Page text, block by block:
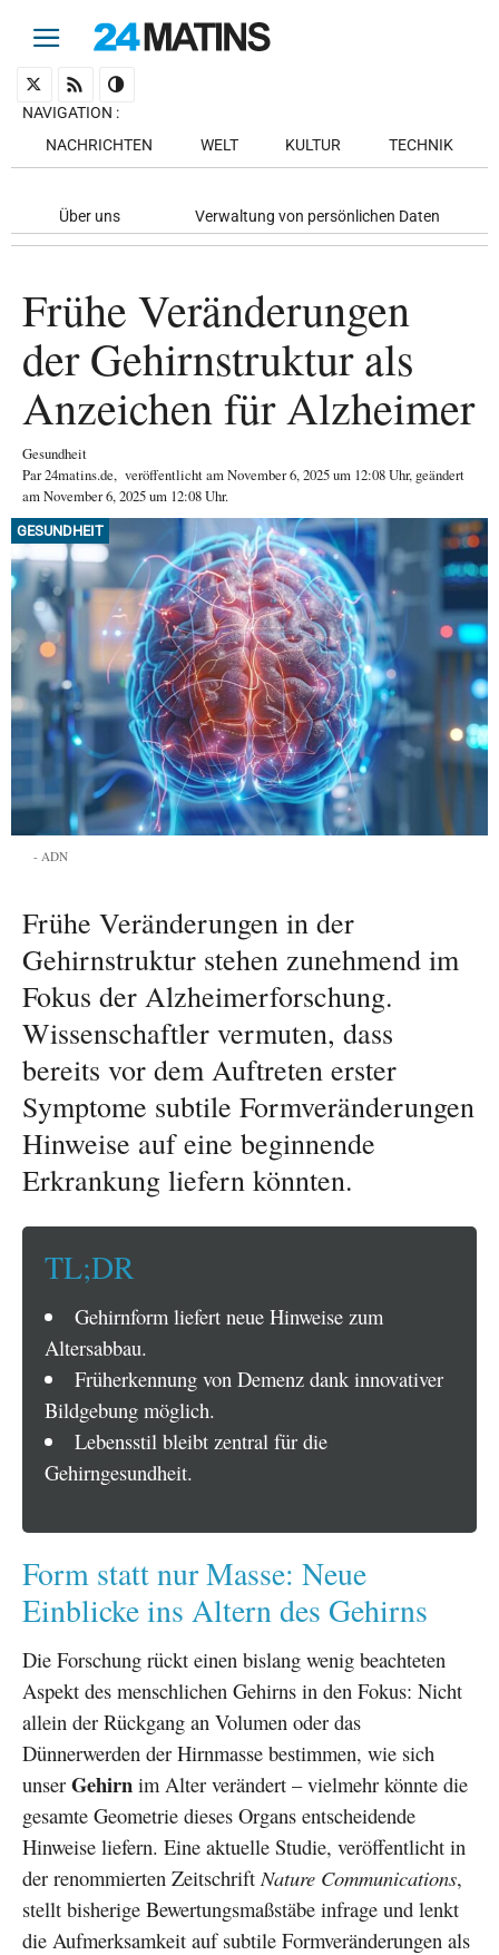
NAVIGATION :
NACHRICHTEN
WELT KULTUR TECHNIK
Über uns Verwaltung von persönlichen Daten
Frühe Veränderungen
der Gehirnstruktur als
Anzeichen für Alzheimer
Gesundheit
Par24matins.de, veröffentlicht amNovember 6, 2025um 12:08 Uhr, geändert
am November 6, 2025 um 12:08 Uhr.
GESUNDHEIT
ADN
Frühe Veränderungen in der
Gehirnstruktur stehen zunehmend im
Fokus der Alzheimerforschung.
Wissenschaftler vermuten, dass
bereits vor dem Auftreten erster
Symptome subtile Formveränderungen
Hinweise auf eine beginnende
Erkrankung liefern könnten.
TL;DR
Gehirnform liefert neue Hinweise zum
Altersabbau.
Früherkennung von Demenz dank innovativer
Bildgebung möglich.
Lebensstil bleibt zentral für die
Gehirngesundheit.
Form statt nur Masse: Neue
Einblicke ins Altern des Gehirns
Die Forschung rückt einen bislang wenig beachteten
Aspekt des menschlichen Gehirns in den Fokus: Nicht
allein der Rückgang an Volumen oder das
Dünnerwerden der Hirnmasse bestimmen, wie sich
unser Gehirn im Alter verändert – vielmehr könnte die
gesamte Geometrie dieses Organs entscheidende
Hinweise liefern. Eine aktuelle Studie, veröffentlicht in
der renommierten Zeitschrift Nature Communications,
stellt bisherige Bewertungsmaßstäbe infrage und lenkt
die Aufmerksamkeit auf subtile Formveränderungen als